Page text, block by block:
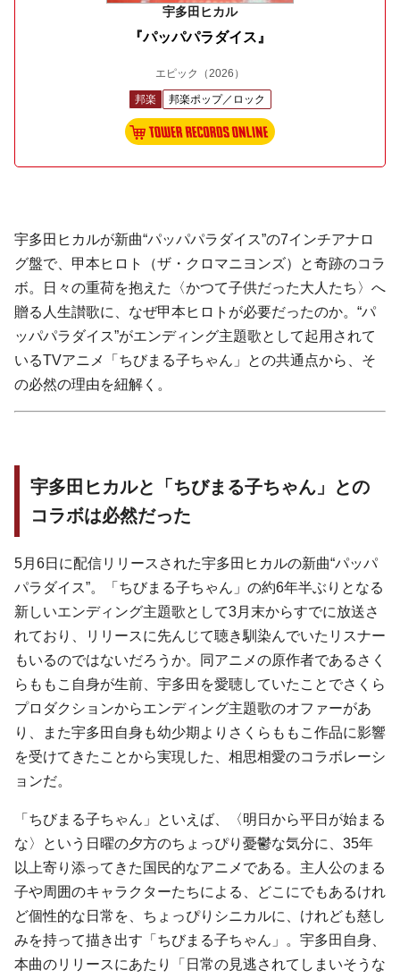
宇多田ヒカル
『パッパパラダイス』
エピック （2026）
邦楽 邦楽ポップ／ロック
宇多田ヒカルが新曲“パッパパラダイス”の7インチアナロ
グ盤で、甲本ヒロト（ザ・クロマニヨンズ）と奇跡のコラ
ボ。日々の重荷を抱えた〈かつて子供だった大人たち〉へ
贈る人生讃歌に、なぜ甲本ヒロトが必要だったのか。“パ
ッパパラダイス”がエンディング主題歌として起用されて
いるTVアニメ「ちびまる子ちゃん」との共通点から、そ
の必然の理由を紐解く。
宇多田ヒカルと「ちびまる子ちゃん」との
コラボは必然だった
5月6日に配信リリースされた宇多田ヒカルの新曲“パッパ
パラダイス”。「ちびまる子ちゃん」の約6年半ぶりとなる
新しいエンディング主題歌として3月末からすでに放送さ
れており、リリースに先んじて聴き馴染んでいたリスナー
もいるのではないだろうか。同アニメの原作者であるさく
らももこ自身が生前、宇多田を愛聴していたことでさくら
プロダクションからエンディング主題歌のオファーがあ
り、また宇多田自身も幼少期よりさくらももこ作品に影響
を受けてきたことから実現した、相思相愛のコラボレーシ
ョンだ。
「ちびまる子ちゃん」といえば、〈明日から平日が始まる
な〉という日曜の夕方のちょっぴり憂鬱な気分に、35年
以上寄り添ってきた国民的なアニメである。主人公のまる
子や周囲のキャラクターたちによる、どこにでもあるけれ
ど個性的な日常を、ちょっぴりシニカルに、けれども慈し
みを持って描き出す「ちびまる子ちゃん」。宇多田自身、
本曲のリリースにあたり「日常の見逃されてしまいそうな